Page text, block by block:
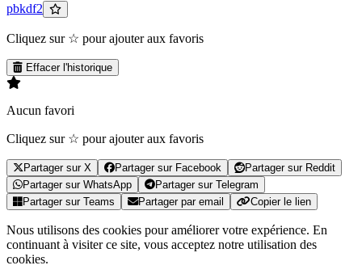
pbkdf2
Cliquez sur ☆ pour ajouter aux favoris
Effacer l'historique
Aucun favori
Cliquez sur ☆ pour ajouter aux favoris
Partager sur X Partager sur Facebook
Partager sur Reddit
Partager sur WhatsApp
Partager sur Telegram
Partager sur Teams
Partager par email Copier le lien
Nous utilisons des cookies pour améliorer votre expérience. En
continuant à visiter ce site, vous acceptez notre utilisation des
cookies.